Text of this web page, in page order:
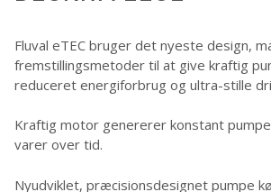
Fluval eTEC bruger det nyeste design,
fremstillingsmetoder til at give kraftig
reduceret energiforbrug og ultra-stille
Kraftig motor genererer konstant
varer over tid.
Nyudviklet, præcisionsdesignet pumpe